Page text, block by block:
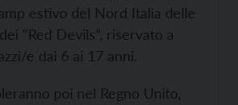
estivo del Nord Italia delle
“Red Devils”, riservato a
e dai 6 ai 17 anni.
poi nel Regno Unito,